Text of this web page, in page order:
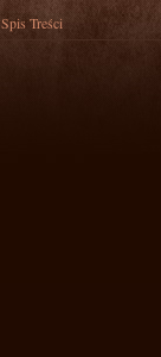
Spis Treści